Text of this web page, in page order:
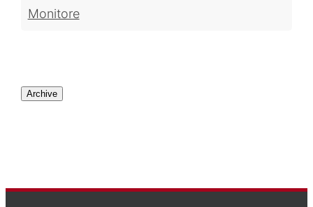
Monitore
Archive